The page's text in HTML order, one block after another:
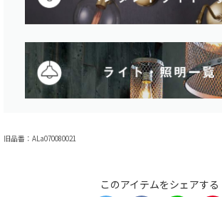
旧品番：ALa070080021
このアイテムをシェアする